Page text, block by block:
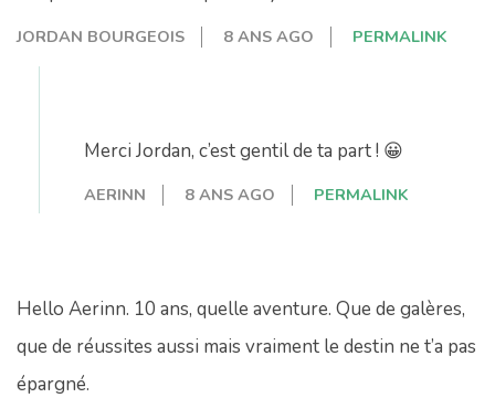
JORDAN BOURGEOIS 8 ANS AGO PERMALINK
Merci Jordan, c’est gentil de ta part ! 😀
AERINN 8 ANS AGO PERMALINK
Hello Aerinn. 10 ans, quelle aventure. Que de galères,
que de réussites aussi mais vraiment le destin ne t’a pas
épargné.